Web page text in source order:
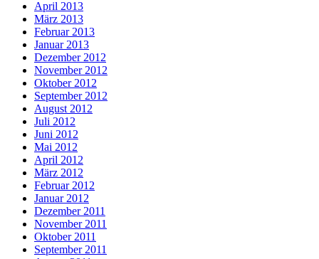
April 2013
März 2013
Februar 2013
Januar 2013
Dezember 2012
November 2012
Oktober 2012
September 2012
August 2012
Juli 2012
Juni 2012
Mai 2012
April 2012
März 2012
Februar 2012
Januar 2012
Dezember 2011
November 2011
Oktober 2011
September 2011